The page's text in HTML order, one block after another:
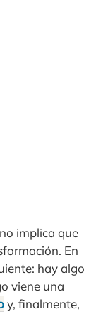
implica que
En
hay algo
viene una
y, finalmente,